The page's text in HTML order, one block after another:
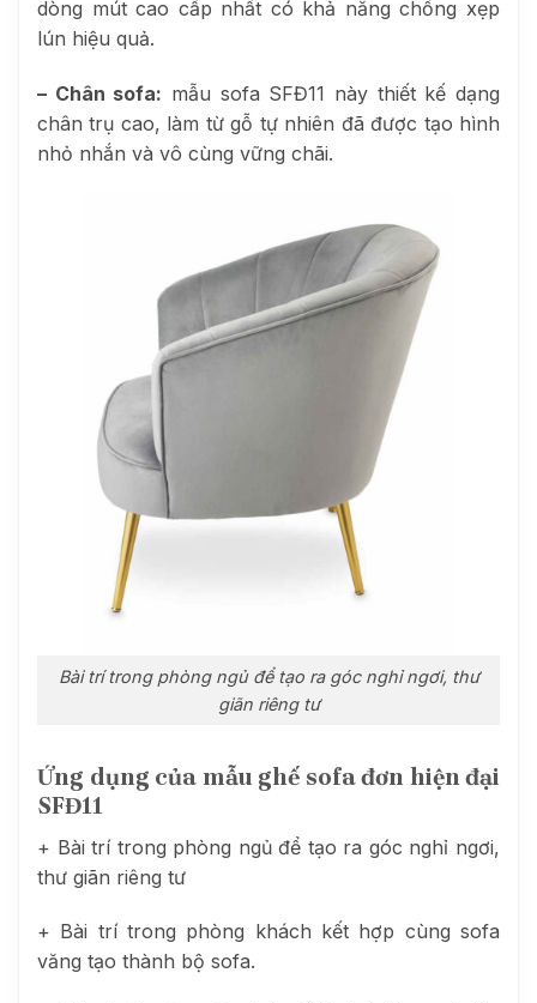
dòng mút cao cấp nhất có khả năng chống xẹp
lún hiệu quả.
– Chân sofa: mẫu sofa SFĐ11 này thiết kế dạng
chân trụ cao, làm từ gỗ tự nhiên đã được tạo hình
nhỏ nhắn và vô cùng vững chãi.
Bài trí trong phòng ngủ để tạo ra góc nghỉ ngơi, thư
giãn riêng tư
Ứng dụng của mẫu ghế sofa đơn hiện đại
SFĐ11
+ Bài trí trong phòng ngủ để tạo ra góc nghỉ ngơi,
thư giãn riêng tư
+ Bài trí trong phòng khách kết hợp cùng sofa
văng tạo thành bộ sofa.